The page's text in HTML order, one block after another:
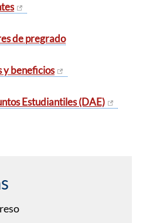
de pregrado
y beneficios
Estudiantiles (DAE)